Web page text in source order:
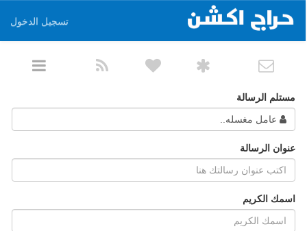
تسجيل الدخول
مستلم الرسالة
عامل مغسله..
عنوان الرسالة
اسمك الكريم